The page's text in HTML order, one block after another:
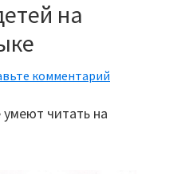
на
комментарий
читать на